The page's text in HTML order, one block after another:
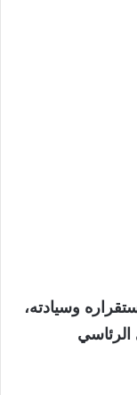
وسيادته،